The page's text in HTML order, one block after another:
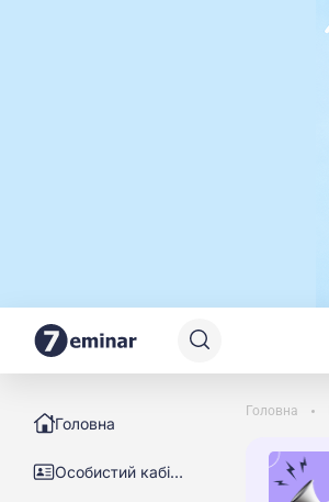
Головна
Особистий кабінет
Головна